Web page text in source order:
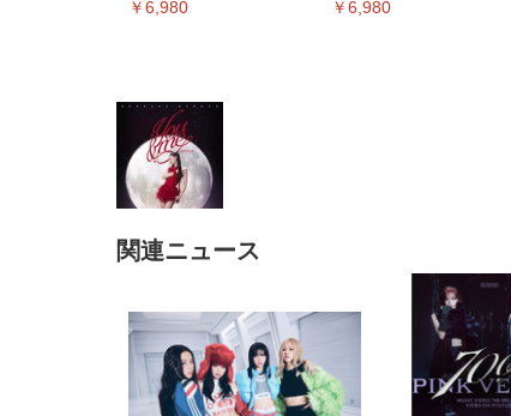
￥6,980 ￥6,980
上げ式アームレスト コンパク
ト 約105度ロッキング pc 事務
椅子 360度回転 座面昇降 強化
ナイロン樹脂ベース 通気性メ
ッシュ 在宅ワーク H-
￥5,699
SIHOO B100 オフィスチェア
／デスクチェア メッシュチェ
ア 人間工学 疲れない ブラッ
EV3240X-WT | 31.5型4K
UHD・USB Type-C・ホワイ
￥105,595
EIZO ビジネス向けプレミア
ムモニター | FlexScan
EV2740X-WT | 27.0型4K
UHD・USB Type-C・ホワイ
捨て 無香料 ホワイト 300枚
￥3,373
Amazonベーシック ペットシ
ーツ 厚型 ワイド 42枚x2袋(84
枚) ホワイト(吸収面:ライトブ
関連ニュース